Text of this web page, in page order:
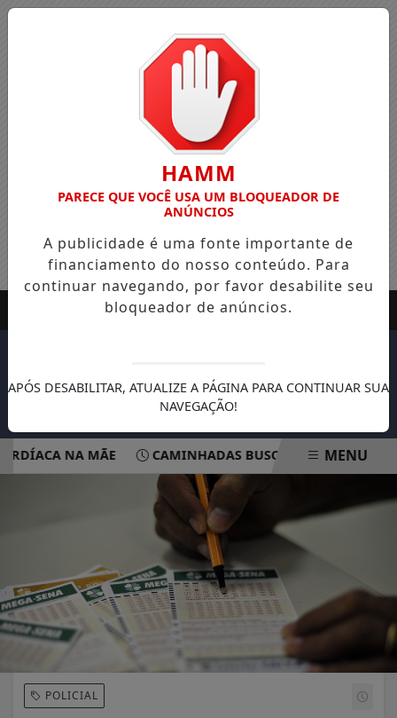
NA MÃE CAMINHADAS BUSCAM CONSCIENTIZAR
MENU
POLICIAL
HAMM
PARECE QUE VOCÊ USA UM BLOQUEADOR DE
ANÚNCIOS
A publicidade é uma fonte importante de
financiamento do nosso conteúdo. Para
continuar navegando, por favor desabilite seu
bloqueador de anúncios.
APÓS DESABILITAR, ATUALIZE A PÁGINA PARA CONTINUAR SUA
NAVEGAÇÃO!